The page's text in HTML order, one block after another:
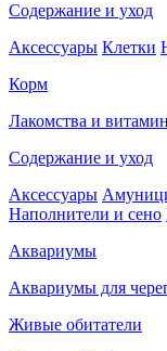
Содержание и уход
Аксессуары Клетки
Корм
Лакомства и
Содержание и уход
Аксессуары
Наполнители и сено
Аквариумы
Аквариумы для
Живые обитатели